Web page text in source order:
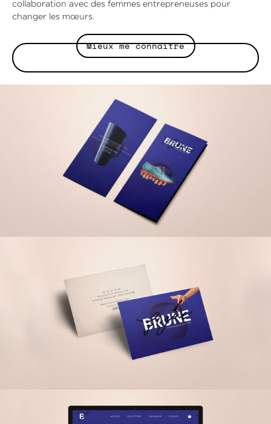
collaboration avec des femmes entrepreneuses pour
changer les mœurs.
Mieux me connaitre